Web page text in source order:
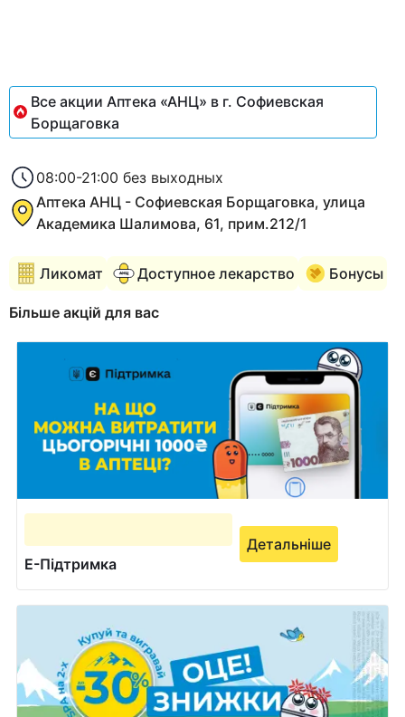
Все акции Аптека «АНЦ» в г. Софиевская
Борщаговка
08:00-21:00 без выходных
Аптека АНЦ - Софиевская Борщаговка, улица
Академика Шалимова, 61, прим.212/1
Ликомат Доступное лекарство Бонусы
Більше акцій для вас
Е-Підтримка
Детальніше